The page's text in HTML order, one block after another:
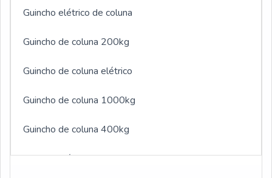
Guincho elétrico de coluna
Guincho de coluna 200kg
Guincho de coluna elétrico
Guincho de coluna 1000kg
Guincho de coluna 400kg
Guincho elétrico de coluna 2000kg